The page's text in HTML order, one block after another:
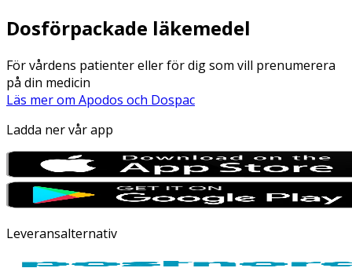
Dosförpackade läkemedel
För vårdens patienter eller för dig som vill prenumerera
på din medicin
Läs mer om Apodos och Dospac
Ladda ner vår app
Leveransalternativ